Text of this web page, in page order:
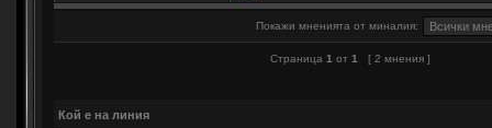
Покажи мненията от миналия:
Страница 1 от 1 [ 2 мнения ]
Кой е на линия